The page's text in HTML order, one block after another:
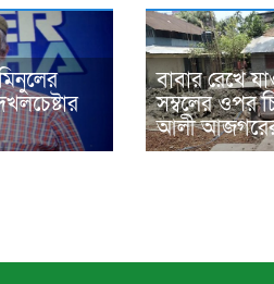
বাবার রেখে
সম্বলের ওপর
আলী আজগরের